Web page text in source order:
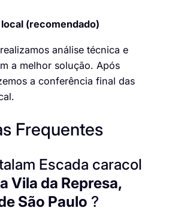
(recomendado)
análise técnica e
a melhor solução. Após
a conferência final das
Frequentes
Escada caracol
Vila da Represa,
São Paulo ?